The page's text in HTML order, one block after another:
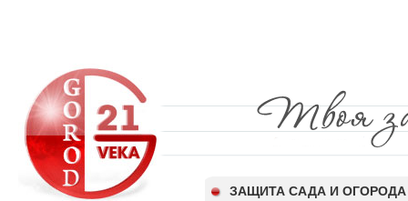
ЗАЩИТА САДА И ОГОРОДА